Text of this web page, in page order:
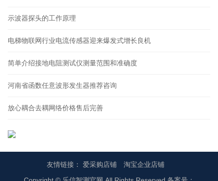
示波器探头的工作原理
电梯物联网行业电流传感器迎来爆发式增长良机
简单介绍接地电阻测试仪测量范围和准确度
河南省函数任意波形发生器推荐咨询
放心耦合去耦网络价格售后完善
友情链接： 爱采购店铺
淘宝企业店铺